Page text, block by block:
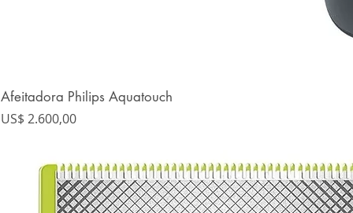
Afeitadora Philips Aquatouch
Precio
US$ 2.600,00